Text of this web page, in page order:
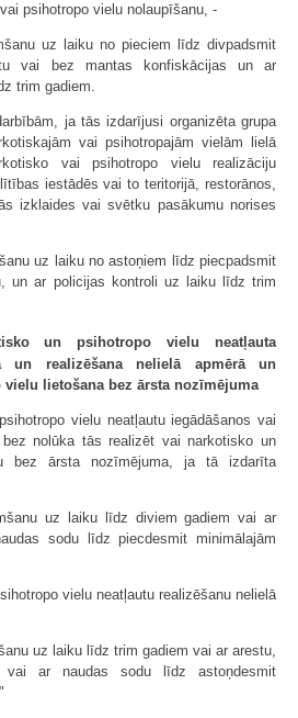
psihotropo vielu nolaupīšanu, -
uz laiku no pieciem līdz divpadsmit
vai bez mantas konfiskācijas un ar
trim gadiem.
ja tās izdarījusi organizēta grupa
vai psihotropajām vielām lielā
vai psihotropo vielu realizāciju
iestādēs vai to teritorijā, restorānos,
izklaides vai svētku pasākumu norises
uz laiku no astoņiem līdz piecpadsmit
un ar policijas kontroli uz laiku līdz trim
un psihotropo vielu neatļauta
un realizēšana nelielā apmērā un
lietošana bez ārsta nozīmējuma
vielu neatļautu iegādāšanos vai
bez nolūka tās realizēt vai narkotisko un
bez ārsta nozīmējuma, ja tā izdarīta
uz laiku līdz diviem gadiem vai ar
sodu līdz piecdesmit minimālajām
vielu neatļautu realizēšanu nelielā
uz laiku līdz trim gadiem vai ar arestu,
ar naudas sodu līdz astoņdesmit